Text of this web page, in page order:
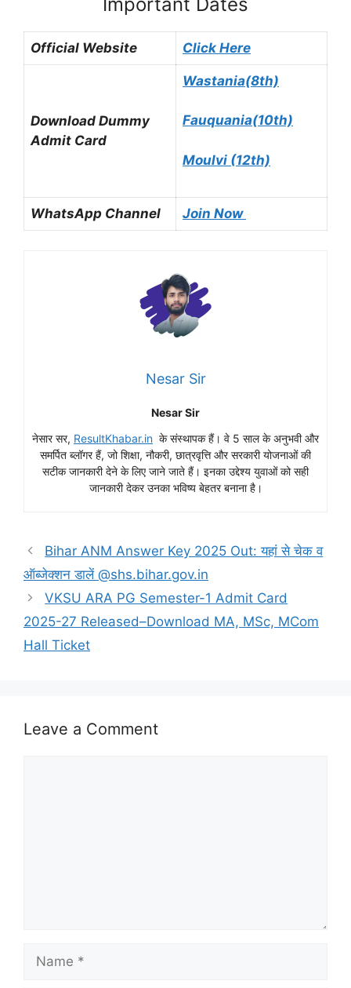
Official Website Click Here
Download Dummy
Admit Card
Wastania(8th)
Fauquania(10th)
Moulvi (12th)
WhatsApp Channel Join Now
Nesar Sir
Nesar Sir
नेसार सर, ResultKhabar.in के संस्थापक हैं। वे 5 साल के अनुभवी और
समर्पित ब्लॉगर हैं, जो शिक्षा, नौकरी, छात्रवृत्ति और सरकारी योजनाओं की
सटीक जानकारी देने के लिए जाने जाते हैं। इनका उद्देश्य युवाओं को सही
जानकारी देकर उनका भविष्य बेहतर बनाना है।
Bihar ANM Answer Key 2025 Out: यहां से चेक व
ऑब्जेक्शन डालें @shs.bihar.gov.in
VKSU ARA PG Semester-1 Admit Card
2025-27 Released–Download MA, MSc, MCom
Hall Ticket
Leave a Comment
Name